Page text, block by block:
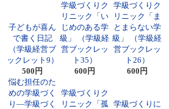
子どもが喜ん
で書く日記
（学級経営ブ
ックレット9）
500円
学級づくりク
リニック「い
じめのある学
級」 （学級経
営ブックレッ
ト35）
600円
学級づくりク
リニック「ま
とまらない学
級」 （学級経
営ブックレッ
ト26）
600円
悩む担任のた
めの学級づく
り―学級づく
学級づくりク
リニック「孤 学級づくりに